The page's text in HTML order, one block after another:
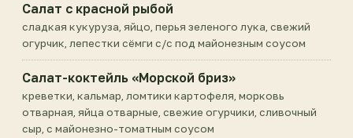
Салат с красной рыбой
сладкая кукуруза, яйцо, перья зеленого лука, свежий
огурчик, лепестки сёмги с/с под майонезным соусом
Салат-коктейль «Морской бриз»
креветки, кальмар, ломтики картофеля, морковь
отварная, яйца отварные, свежие огурчики, сливочный
сыр, с майонезно-томатным соусом